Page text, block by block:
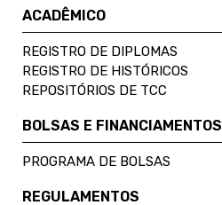
ACADÊMICO
REGISTRO DE DIPLOMAS
REGISTRO DE HISTÓRICOS
REPOSITÓRIOS DE TCC
BOLSAS E FINANCIAMENTOS
PROGRAMA DE BOLSAS
REGULAMENTOS